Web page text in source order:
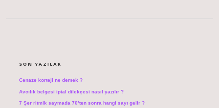
SON YAZILAR
Cenaze korteji ne demek ?
Avcılık belgesi iptal dilekçesi nasıl yazılır ?
7 Şer ritmik saymada 70’ten sonra hangi sayı gelir ?